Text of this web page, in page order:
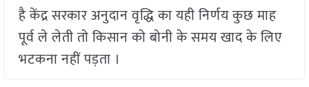
है केंद्र सरकार अनुदान वृद्धि का यही निर्णय कुछ माह
पूर्व ले लेती तो किसान को बोनी के समय खाद के लिए
भटकना नहीं पड़ता ।